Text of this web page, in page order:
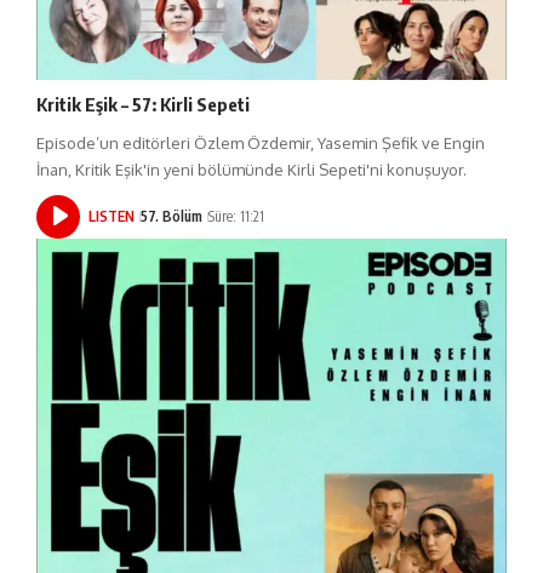
Kritik Eşik – 57: Kirli Sepeti
Episode’un editörleri Özlem Özdemir, Yasemin Şefik ve Engin
İnan, Kritik Eşik'in yeni bölümünde Kirli Sepeti'ni konuşuyor.
LISTEN 57. Bölüm Süre: 11:21